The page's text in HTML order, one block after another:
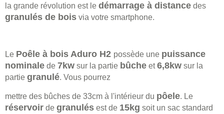
la grande révolution est le démarrage à distance des
granulés de bois via votre smartphone.
Le Poêle à bois Aduro H2 possède une puissance
nominale de 7kw sur la partie bûche et6,8kw sur la
partie granulé. Vous pourrez
mettre des bûches de 33cm à l'intérieur du pôele. Le
réservoir de granulés est de 15kg soit un sac standard